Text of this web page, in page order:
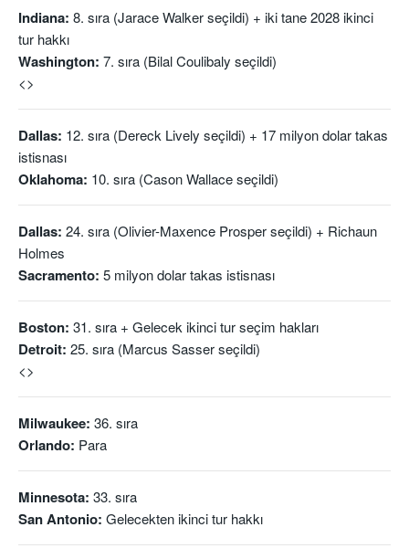
Indiana: 8. sıra (Jarace Walker seçildi) + iki tane 2028 ikinci
tur hakkı
Washington: 7. sıra (Bilal Coulibaly seçildi)
<>
Dallas: 12. sıra (Dereck Lively seçildi) + 17 milyon dolar takas
istisnası
Oklahoma: 10. sıra (Cason Wallace seçildi)
Dallas: 24. sıra (Olivier-Maxence Prosper seçildi) + Richaun
Holmes
Sacramento: 5 milyon dolar takas istisnası
Boston: 31. sıra + Gelecek ikinci tur seçim hakları
Detroit: 25. sıra (Marcus Sasser seçildi)
<>
Milwaukee: 36. sıra
Orlando: Para
Minnesota: 33. sıra
San Antonio: Gelecekten ikinci tur hakkı